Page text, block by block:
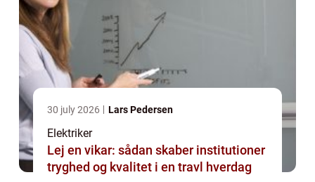
30 july 2026 Lars Pedersen
Elektriker
Lej en vikar: sådan skaber institutioner
tryghed og kvalitet i en travl hverdag